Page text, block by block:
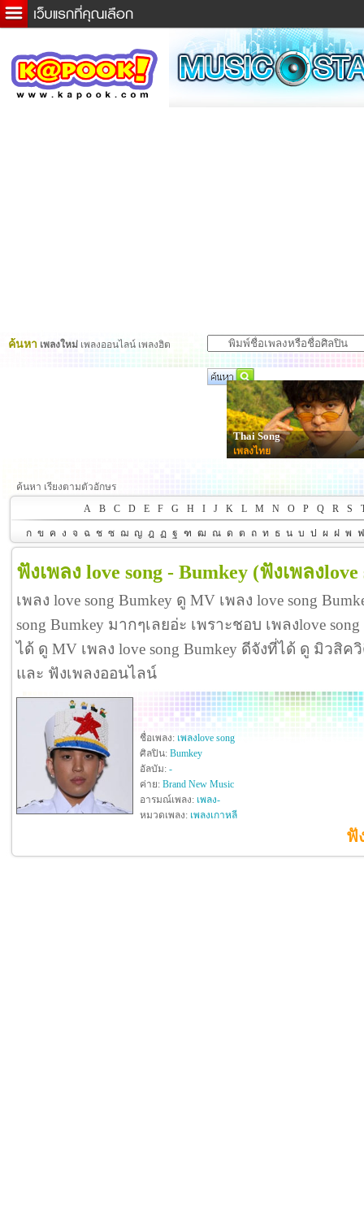
ข่าวด่วน
ละคร
ค้นหา เพลงใหม่ เพลงออนไลน์ เพลงฮิต
Thai Song
เพลงไทย
ค้นหา เรียงตามตัวอักษร
A
B C D E F G H I J K L M N O P Q R S
ก ข ค ง จ ฉ ช ซ ฌ ญ ฎ ฏ ฐ ฑ ฒ ณ ด ต ถ ท ธ น บ ป ผ ฝ พ ฟ
ฟังเพลง love song - Bumkey (ฟังเพลงlove
เพลง love song Bumkey ดู MV เพลง love song
song Bumkey มากๆเลยอ่ะ เพราะชอบ เพลงlove
ได้ ดู MV เพลง love song Bumkey ดีจังที่ได้ ดู มิวสิควิ
และ ฟังเพลงออนไลน์
ชื่อเพลง: เพลงlove song
ศิลปิน: Bumkey
อัลบัม: -
ค่าย: Brand New Music
อารมณ์เพลง: เพลง-
หมวดเพลง: เพลงเกาหลี
ฟั